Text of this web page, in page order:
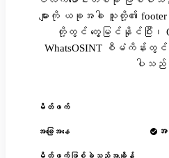
များကို ယခုအခါ သူတို့၏ footer
တို့တွင် တွေ့မြင်နိုင်ပြီး၊
WhatsOSINT စီမံကိန်း
ပါသည်
မိတ်ဖက်
အခြေအနေ အ